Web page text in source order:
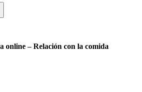
online – Relación con la comida